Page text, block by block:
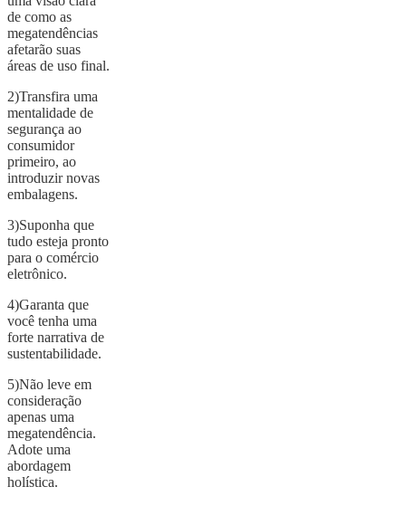
de como as
megatendências
afetarão suas
áreas de uso final.
2)Transfira uma
mentalidade de
segurança ao
consumidor
primeiro, ao
introduzir novas
embalagens.
3)Suponha que
tudo esteja pronto
para o comércio
eletrônico.
4)Garanta que
você tenha uma
forte narrativa de
sustentabilidade.
5)Não leve em
consideração
apenas uma
megatendência.
Adote uma
abordagem
holística.